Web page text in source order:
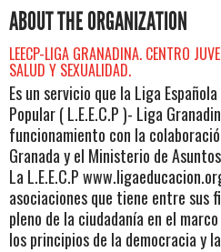
ABOUT THE ORGANIZATION
LEECP-LIGA GRANADINA. CENTRO
SALUD Y SEXUALIDAD.
Es un servicio que la Liga
Popular ( L.E.E.C.P )- Liga
funcionamiento con la
Granada y el Ministerio de
La L.E.E.C.P
asociaciones que tiene entre sus
pleno de la ciudadanía en el
los principios de la democracia y